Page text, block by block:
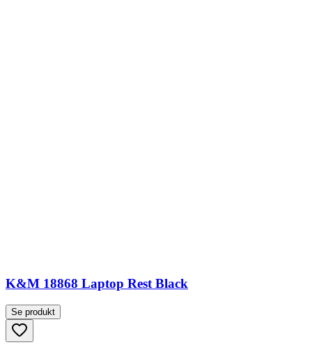
K&M 18868 Laptop Rest Black
Se produkt